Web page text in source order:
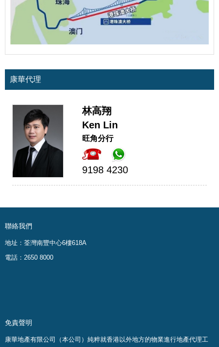
康華代理
林高翔
Ken Lin
旺角分行
9198 4230
聯絡我們
地址：荃灣南豐中心6樓618A
電話：2650 8000
免責聲明
康華地產有限公司（本公司）純粹就香港以外地方的物業進行地產代理工